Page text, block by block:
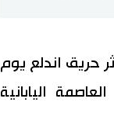
حريق اندلع يوم
اليابانية